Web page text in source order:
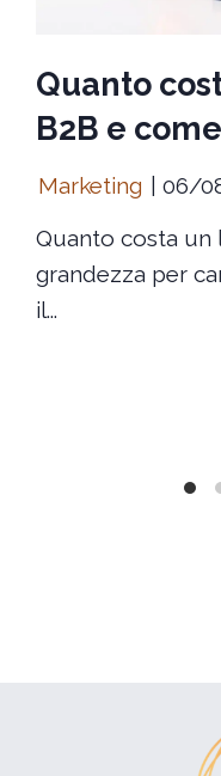
Quanto
B2B e
Marketing
06/
Quanto costa un
grandezza per
il...